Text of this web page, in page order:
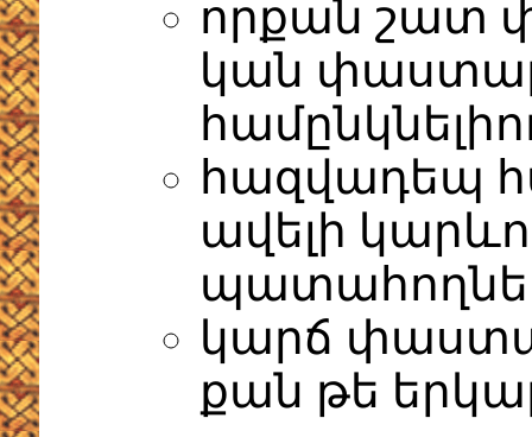
որքան շատ
կան
հազվադեպ
ավելի
կարճ
քան թե